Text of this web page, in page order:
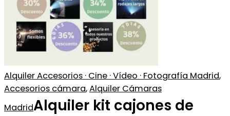
Alquiler Accesorios · Cine · Vídeo · Fotografía Madrid,
Accesorios cámara,Alquiler Cámaras
MadridAlquiler kit cajones de